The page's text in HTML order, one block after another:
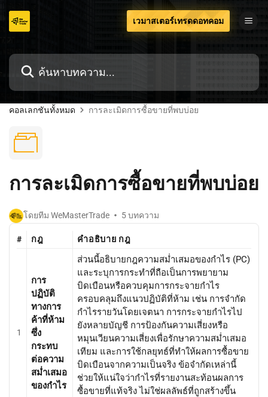
เนื้อหา
เวมาสเตอร์เทรดดอทคอม
คอลเลกชันทั้งหมด การละเมิดการซื้อขายที่พบบ่อย
การละเมิดการซื้อขายที่พบบ่อย
โดยทีม WeMasterTrade 5 บทความ
# กฎ คำอธิบาย กฎ
1
การ
ปฏิบัติ
ทางการ
ค้าที่ห้าม
ซึ่ง
กระทบ
ต่อความ
สม่ำเสมอ
ของกำไร
ส่วนนี้อธิบายกฎความสม่ำเสมอของกำไร (PC)
และระบุการกระทำที่ถือเป็นการพยายาม
บิดเบือนหรือควบคุมการกระจายกำไร
ครอบคลุมถึงแนวปฏิบัติที่ห้าม เช่น การจำกัด
กำไรรายวันโดยเจตนา การกระจายกำไรไป
ยังหลายบัญชี การป้องกันความเสี่ยงหรือ
หมุนเวียนความเสี่ยงเพื่อรักษาความสม่ำเสมอ
เทียม และการใช้กลยุทธ์ที่ทำให้ผลการซื้อขาย
บิดเบือนจากความเป็นจริง ข้อจำกัดเหล่านี้
ช่วยให้แน่ใจว่ากำไรที่รายงานสะท้อนผลการ
ซื้อขายที่แท้จริง ไม่ใช่ผลลัพธ์ที่ถูกสร้างขึ้น